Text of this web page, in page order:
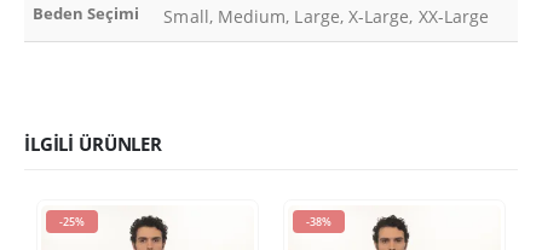
Beden Seçimi Small, Medium, Large, X-Large, XX-Large
İLGILI ÜRÜNLER
-25% -38%